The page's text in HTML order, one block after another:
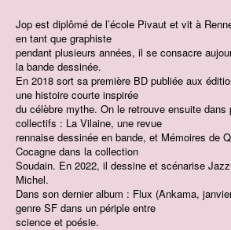
Jop est diplômé de l’école Pivaut et vit à
en tant que graphiste
pendant plusieurs années, il se consacre
la bande dessinée.
En 2018 sort sa première BD publiée aux
une histoire courte inspirée
du célèbre mythe. On le retrouve ensuite dans
collectifs : La Vilaine, une revue
rennaise dessinée en bande, et Mémoires de
Cocagne dans la collection
Soudain. En 2022, il dessine et scénarise
Michel.
Dans son dernier album : Flux (Ankama,
genre SF dans un périple entre
science et poésie.